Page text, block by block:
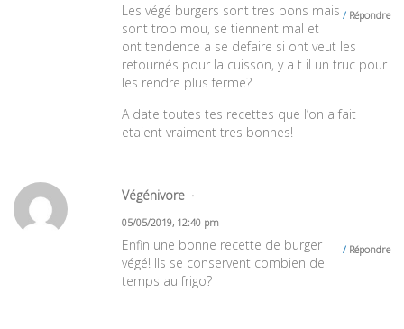
Répondre
Les végé burgers sont tres bons mais
sont trop mou, se tiennent mal et
ont tendence a se defaire si ont veut les
retournés pour la cuisson, y a t il un truc pour
les rendre plus ferme?
A date toutes tes recettes que l’on a fait
etaient vraiment tres bonnes!
Végénivore
05/05/2019, 12:40 pm
Répondre
Enfin une bonne recette de burger
végé! Ils se conservent combien de
temps au frigo?